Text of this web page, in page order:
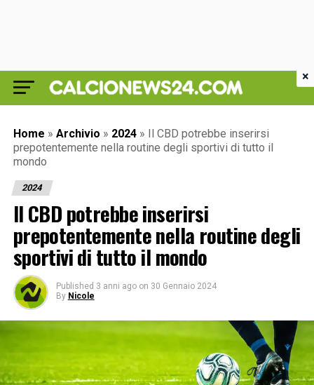
Home » Archivio » 2024 » Il CBD potrebbe inserirsi
prepotentemente nella routine degli sportivi di tutto il
mondo
2024
Il CBD potrebbe inserirsi
prepotentemente nella routine degli
sportivi di tutto il mondo
Published 3 anni ago on 30 Gennaio 2024
By Nicole
×